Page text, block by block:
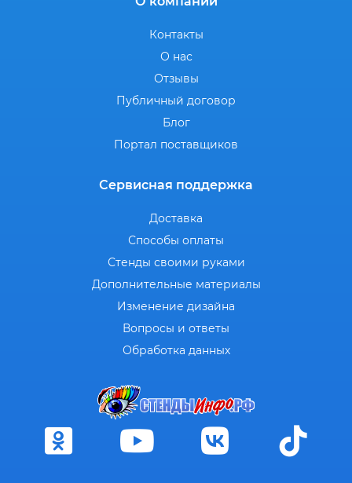
Контакты
О нас
Отзывы
Публичный договор
Блог
Портал поставщиков
Сервисная поддержка
Доставка
Способы оплаты
Стенды своими руками
Дополнительные материалы
Изменение дизайна
Вопросы и ответы
Обработка данных